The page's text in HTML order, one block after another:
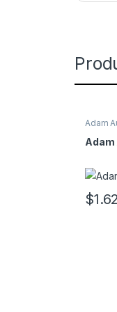
Adam
Adam
$